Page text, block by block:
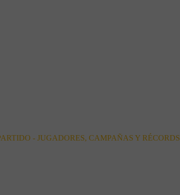
- JUGADORES, CAMPAÑAS Y RÉCORDS